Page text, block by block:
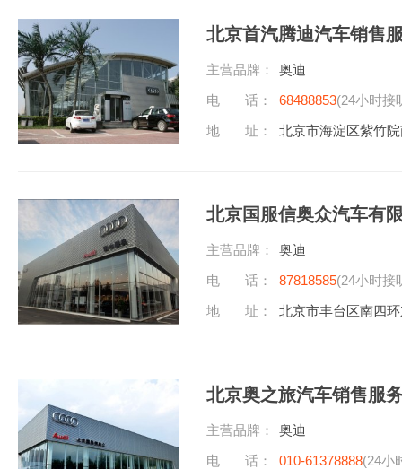
北京首汽腾迪汽车销售
主营品牌：
奥迪
电 话：
68488853(24小时接
地 址：
北京市海淀区紫竹
北京国服信奥众汽车有
主营品牌：
奥迪
电 话：
87818585(24小时接
地 址：
北京市丰台区南四
北京奥之旅汽车销售服
主营品牌：
奥迪
电 话：
010-61378888(24小